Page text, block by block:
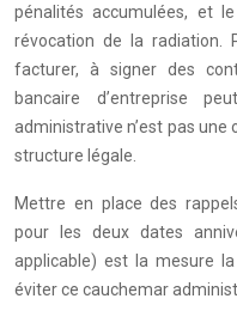
pénalités accumulées, et
révocation de la radiation.
facturer, à signer des
bancaire d’entreprise
administrative n’est pas une
structure légale.
Mettre en place des
pour les deux dates
applicable) est la mesure
éviter ce cauchemar